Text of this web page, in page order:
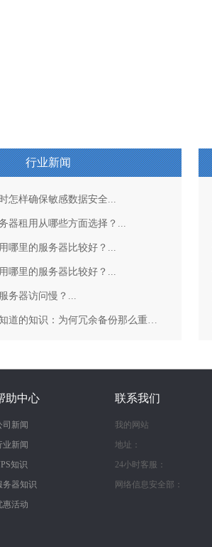
行业新闻
怎样确保敏感数据安全...
器租用从哪些方面选择？...
哪里的服务器比较好？...
哪里的服务器比较好？...
务器访问慢？...
服务器你不得不知道的知识：为何冗余备份那么重要？...
助中心
司新闻
业新闻
知识
务器知识
惠活动
联系我们
我的网站
地址：
24小时客服：
网络信息安全部：